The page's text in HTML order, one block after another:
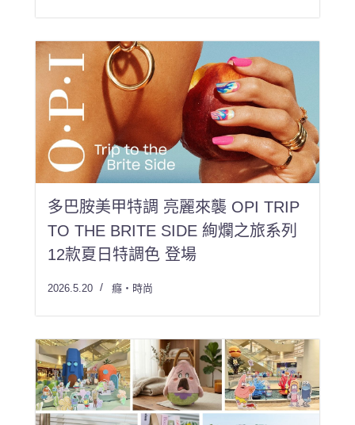
多巴胺美甲特調 亮麗來襲 OPI TRIP
TO THE BRITE SIDE 絢爛之旅系列
12款夏日特調色 登場
2026.5.20 癮・時尚